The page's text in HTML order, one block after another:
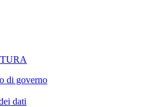
di governo
dati